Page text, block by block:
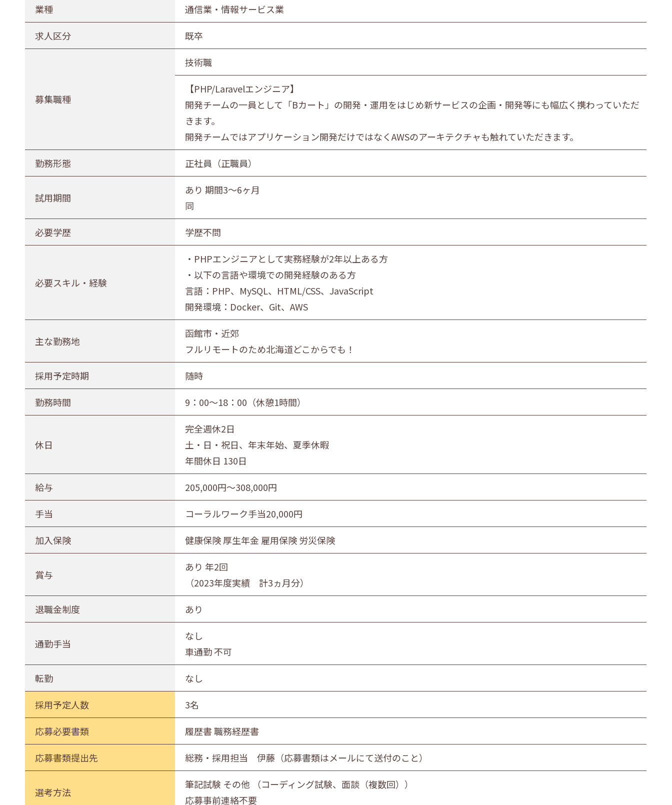
農林水産業 建設業
印刷業
広告業 金属・機械製造業
その他の製造業
電気・ガス・熱供給業
通信業・情報サービス業 マスコミ
運輸業
百貨店・スーパーマーケット
娯楽業
宿泊業 飲食サービス業
医療業
生活関連サービス業 社会福祉・介護事業 その他
募集職種
正社員（正職員） 公務員
札幌市・近郊 釧路市・近郊
業種 通信業・情報サービス業
求人区分 既卒
募集職種
技術職
【PHP/Laravelエンジニア】
開発チームの一員として「Bカート」の開発・運用をはじめ新サービスの企画・開発等にも幅広く携わっていただ
きます。
開発チームではアプリケーション開発だけではなくAWSのアーキテクチャも触れていただきます。
勤務形態 正社員（正職員）
試用期間
あり 期間3～6ヶ月
同
必要学歴 学歴不問
必要スキル・経験
・PHPエンジニアとして実務経験が2年以上ある方
・以下の言語や環境での開発経験のある方
言語：PHP、MySQL、HTML/CSS、JavaScript
開発環境：Docker、Git、AWS
主な勤務地
函館市・近郊
フルリモートのため北海道どこからでも！
採用予定時期 随時
勤務時間 9：00～18：00（休憩1時間）
休日
完全週休2日
土・日・祝日、年末年始、夏季休暇
年間休日 130日
給与 205,000円〜308,000円
手当 コーラルワーク手当20,000円
加入保険 健康保険 厚生年金 雇用保険 労災保険
賞与
あり 年2回
（2023年度実績 計3ヵ月分）
退職金制度 あり
通勤手当
なし
車通勤 不可
転勤 なし
採用予定人数 3名
応募必要書類 履歴書 職務経歴書
応募書類提出先 総務・採用担当 伊藤（応募書類はメールにて送付のこと）
選考方法
筆記試験 その他 （コーディング試験、面談（複数回））
応募事前連絡不要